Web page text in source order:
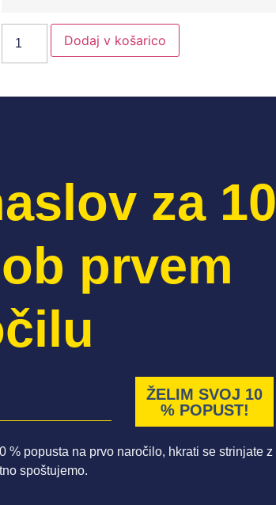
Dodaj v košarico
za 10
prvem
ŽELIM SVOJ 10
% POPUST!
popusta na prvo naročilo, hkrati se strinjate z
spoštujemo.